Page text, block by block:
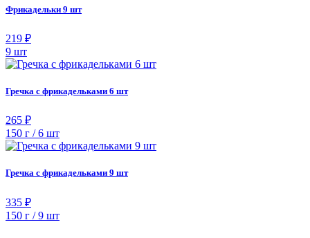
Фрикадельки 9 шт
219 ₽
9 шт
Гречка с фрикадельками 6 шт
265 ₽
150 г / 6 шт
Гречка с фрикадельками 9 шт
335 ₽
150 г / 9 шт